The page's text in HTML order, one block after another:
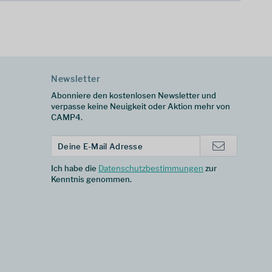
Newsletter
Abonniere den kostenlosen Newsletter und
verpasse keine Neuigkeit oder Aktion mehr von
CAMP4.
Ich habe die Datenschutzbestimmungen zur
Kenntnis genommen.